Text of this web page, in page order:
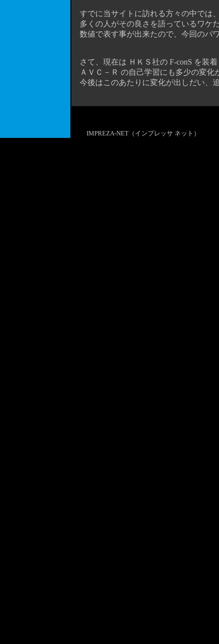
すでに当サイトに訪れる方々の中では
多くの人がその良さを語っているワケ
数値で表す事が出来たので、今回のパ
さて、現在は ＨＫＳ社の F-conS を装
ＡＶＣ－Ｒ の自己学習にも多少の変化
今後はこのあたりに変化が出しだい、
IMPREZA-NET（インプレッサ ネット）